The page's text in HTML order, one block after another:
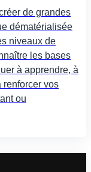
de grandes
dématérialisée
niveaux de
les bases
à apprendre, à
renforcer vos
ou